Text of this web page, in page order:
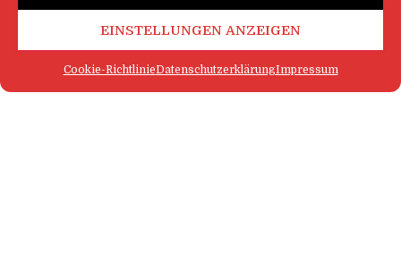
EINSTELLUNGEN ANZEIGEN
Cookie-RichtlinieDatenschutzerklärungImpressum